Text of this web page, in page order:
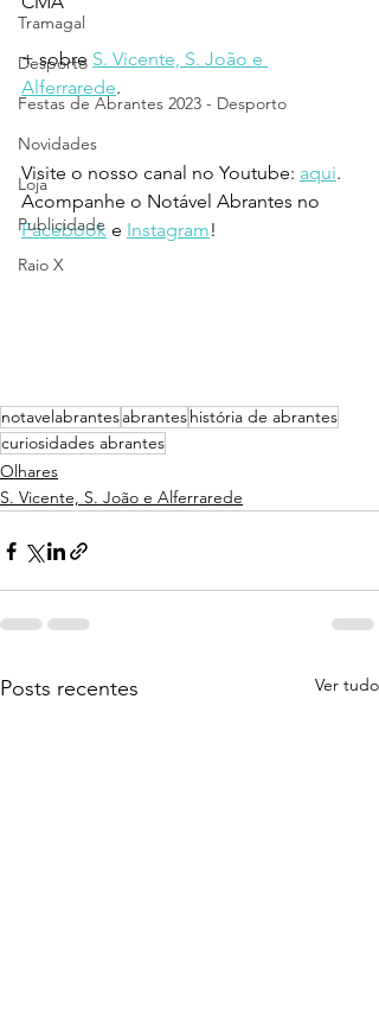
Tramagal
Desporto
Festas de Abrantes 2023 - Desporto
Novidades
Loja
Publicidade
Raio X
+ sobre S. Vicente, S. João e
Alferrarede.
Visite o nosso canal no Youtube: aqui.
Acompanhe o Notável Abrantes no
Facebook e Instagram!
notavelabrantesabranteshistória de abrantes
curiosidades abrantes
Olhares
S. Vicente, S. João e Alferrarede
Posts recentes Ver tudo